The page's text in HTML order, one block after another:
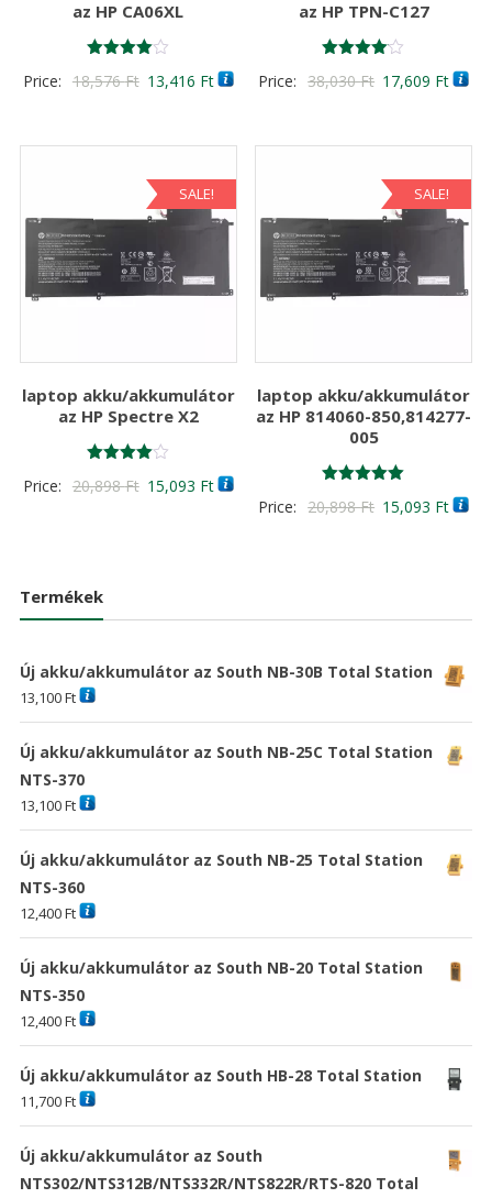
az HP CA06XL
4.00
Price: 18,576Ft Original
13,416 FtCurrent
az HP TPN-C127
4.00
Price: 38,030Ft Original
17,609 Ft
SALE!
laptop akku/akkumulátor
az HP Spectre X2
4.00
Price: 20,898Ft Original
15,093 FtCurrent
SALE!
laptop akku/akkumulátor
az HP 814060-850,814277-
005
5.00
Price: 20,898Ft Original
15,093 Ft
Termékek
Új akku/akkumulátor az South NB-30B Total Station
13,100Ft
Új akku/akkumulátor az South NB-25C Total Station
NTS-370
13,100Ft
Új akku/akkumulátor az South NB-25 Total Station
NTS-360
12,400Ft
Új akku/akkumulátor az South NB-20 Total Station
NTS-350
12,400Ft
Új akku/akkumulátor az South HB-28 Total Station
11,700Ft
Új akku/akkumulátor az South
NTS302/NTS312B/NTS332R/NTS822R/RTS-820 Total